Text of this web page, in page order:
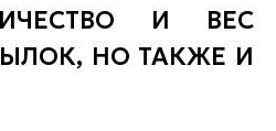
И ВЕС
НО ТАКЖЕ И